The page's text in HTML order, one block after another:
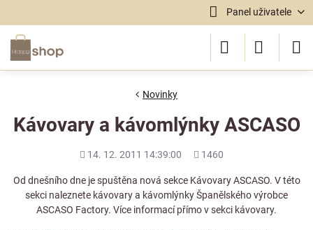
Panel uživatele
Novinky
Kávovary a kávomlýnky ASCASO
Přidáno
14. 12. 2011 14:39:00
Počet
1460
Od dnešního dne je spuštěna nová sekce Kávovary ASCASO. V této
sekci naleznete kávovary a kávomlýnky Španělského výrobce
ASCASO Factory. Více informací přímo v sekci kávovary.